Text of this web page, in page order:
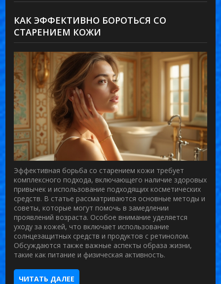
КАК ЭФФЕКТИВНО БОРОТЬСЯ СО
СТАРЕНИЕМ КОЖИ
Эффективная борьба со старением кожи требует
комплексного подхода, включающего наличие здоровых
привычек и использование подходящих косметических
средств. В статье рассматриваются основные методы и
советы, которые могут помочь в замедлении
проявлений возраста. Особое внимание уделяется
уходу за кожей, что включает использование
солнцезащитных средств и продуктов с ретинолом.
Обсуждаются также важные аспекты образа жизни,
такие как питание и физическая активность.
ЧИТАТЬ ДАЛЕЕ